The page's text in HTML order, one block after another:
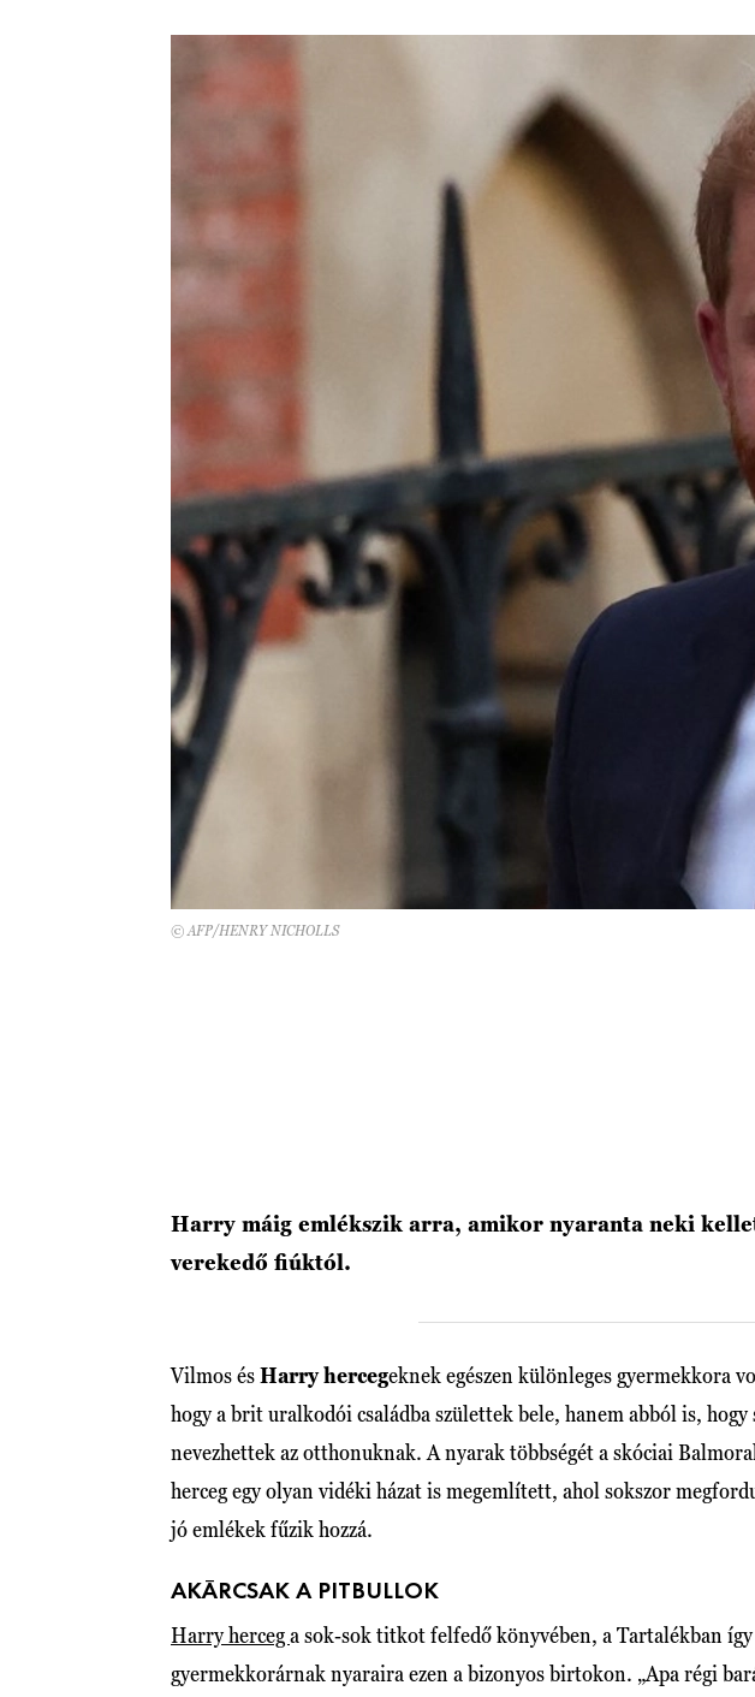
© AFP/HENRY NICHOLLS
Harry máig emlékszik arra, amikor nyaranta neki
verekedő fiúktól.
Vilmos ésHarry hercegeknek egészen különleges gyermekkora
hogy a brit uralkodói családba születtek bele, hanem abból is,
nevezhettek az otthonuknak. A nyarak többségét a skóciai
herceg egy olyan vidéki házat is megemlített, ahol sokszor
jó emlékek fűzik hozzá.
AKÁRCSAK A PITBULLOK
Harry hercega sok-sok titkot felfedő könyvében, a Tartalékban így
gyermekkorárnak nyaraira ezen a bizonyos birtokon. „Apa régi